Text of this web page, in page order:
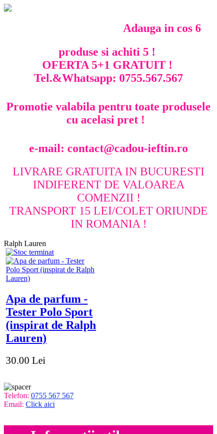
Adauga in cos 6
produse si achiti 5 !
OFERTA 5+1 GRATUIT !
Tel.&Whatsapp: 0755.567.567
Promotie valabila pentru toate produsele
cu acelasi pret !
e-mail: contact@cadou-ieftin.ro
LIVRARE GRATUITA IN BUCURESTI
INDIFERENT DE VALOAREA
COMENZII !
TRANSPORT 15 LEI/COLET ORIUNDE
IN ROMANIA !
Ralph Lauren
Apa de parfum -
Tester Polo Sport
(inspirat de Ralph
Lauren)
30.00 Lei
Telefon: 0755 567 567
Email: Click aici